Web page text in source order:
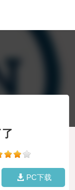
PC下载